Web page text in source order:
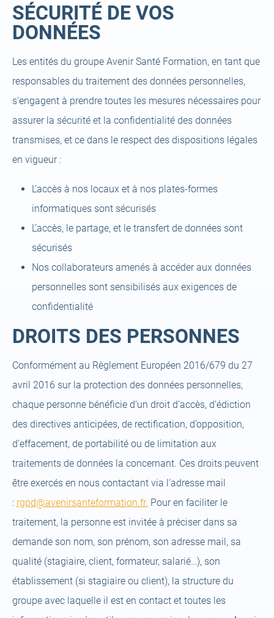
SÉCURITÉ DE VOS
DONNÉES
Les entités du groupe Avenir Santé Formation, en tant que
responsables du traitement des données personnelles,
s’engagent à prendre toutes les mesures nécessaires pour
assurer la sécurité et la confidentialité des données
transmises, et ce dans le respect des dispositions légales
en vigueur :
L’accès à nos locaux et à nos plates-formes
informatiques sont sécurisés
L’accès, le partage, et le transfert de données sont
sécurisés
Nos collaborateurs amenés à accéder aux données
personnelles sont sensibilisés aux exigences de
confidentialité
DROITS DES PERSONNES
Conformément au Règlement Européen 2016/679 du 27
avril 2016 sur la protection des données personnelles,
chaque personne bénéficie d’un droit d’accès, d’édiction
des directives anticipées, de rectification, d’opposition,
d’effacement, de portabilité ou de limitation aux
traitements de données la concernant. Ces droits peuvent
être exercés en nous contactant via l’adresse mail
: rgpd@avenirsanteformation.fr. Pour en faciliter le
traitement, la personne est invitée à préciser dans sa
demande son nom, son prénom, son adresse mail, sa
qualité (stagiaire, client, formateur, salarié…), son
établissement (si stagiaire ou client), la structure du
groupe avec laquelle il est en contact et toutes les